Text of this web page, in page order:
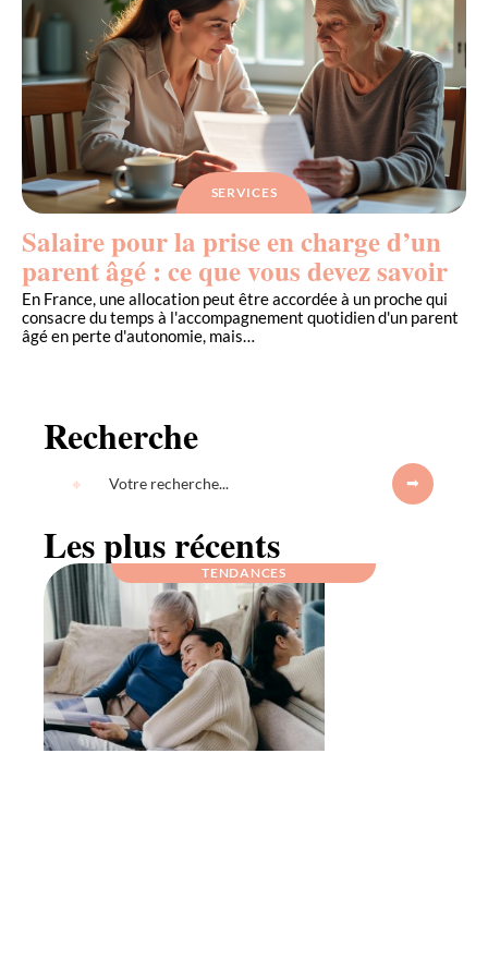
SERVICES
Salaire pour la prise en charge d’un
parent âgé : ce que vous devez savoir
En France, une allocation peut être accordée à un proche qui
consacre du temps à l'accompagnement quotidien d'un parent
âgé en perte d'autonomie, mais…
Recherche
Les plus récents
TENDANCES